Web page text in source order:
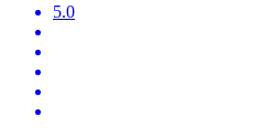
5.0